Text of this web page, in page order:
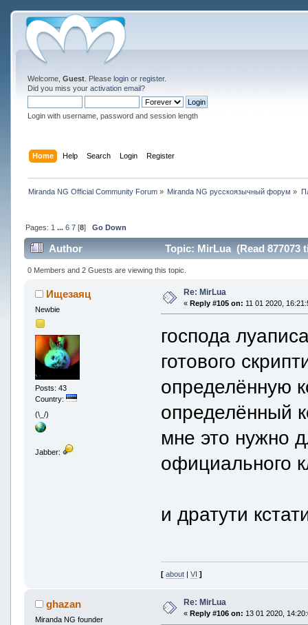
Welcome, Guest. Please loginor register.
Did you miss your activation email?
Login with username, password and session length
Home Help Search Login Register
Miranda NG Official Community Forum» Miranda NG русскоязычный форум »
Pages: 1 ... 6 7[8] Go Down
Author Topic: MirLua (Read 877073
0 Members and 2 Guests are viewing this topic.
Ищезаяц
Newbie
Posts: 43
Country:
(\_/)
Jabber:
Re: MirLua
« Reply #105 on: 11 01 2020,
господа
готового
определённую
определённый
мне это нужно
официального
и дратути
[ about |VI ]
ghazan
Miranda NG founder
Re: MirLua
« Reply #106 on: 13 01 2020,